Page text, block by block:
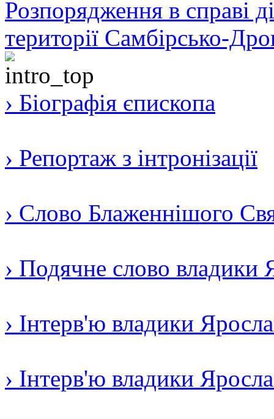
Розпорядження в справі
території Самбірсько-
› Біографія єпископа
› Репортаж з інтронізації
› Слово Блаженнішого
› Подячне слово владики
› Інтерв'ю владики
› Інтерв'ю владики